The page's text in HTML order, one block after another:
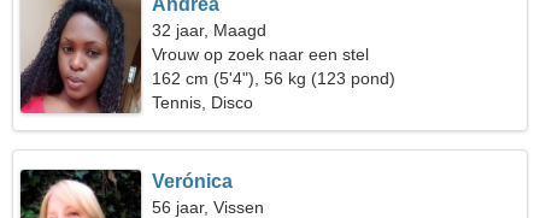
Andrea
32 jaar, Maagd
Vrouw op zoek naar een stel
162 cm (5'4"), 56 kg (123 pond)
Tennis, Disco
Verónica
56 jaar, Vissen